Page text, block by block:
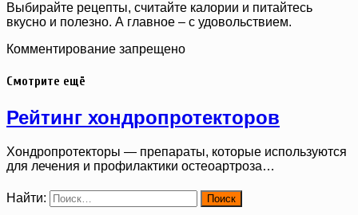
Выбирайте рецепты, считайте калории и питайтесь
вкусно и полезно. А главное – с удовольствием.
Комментирование запрещено
Смотрите ещё
Рейтинг хондропротекторов
Хондропротекторы — препараты, которые используются
для лечения и профилактики остеоартроза…
Найти: